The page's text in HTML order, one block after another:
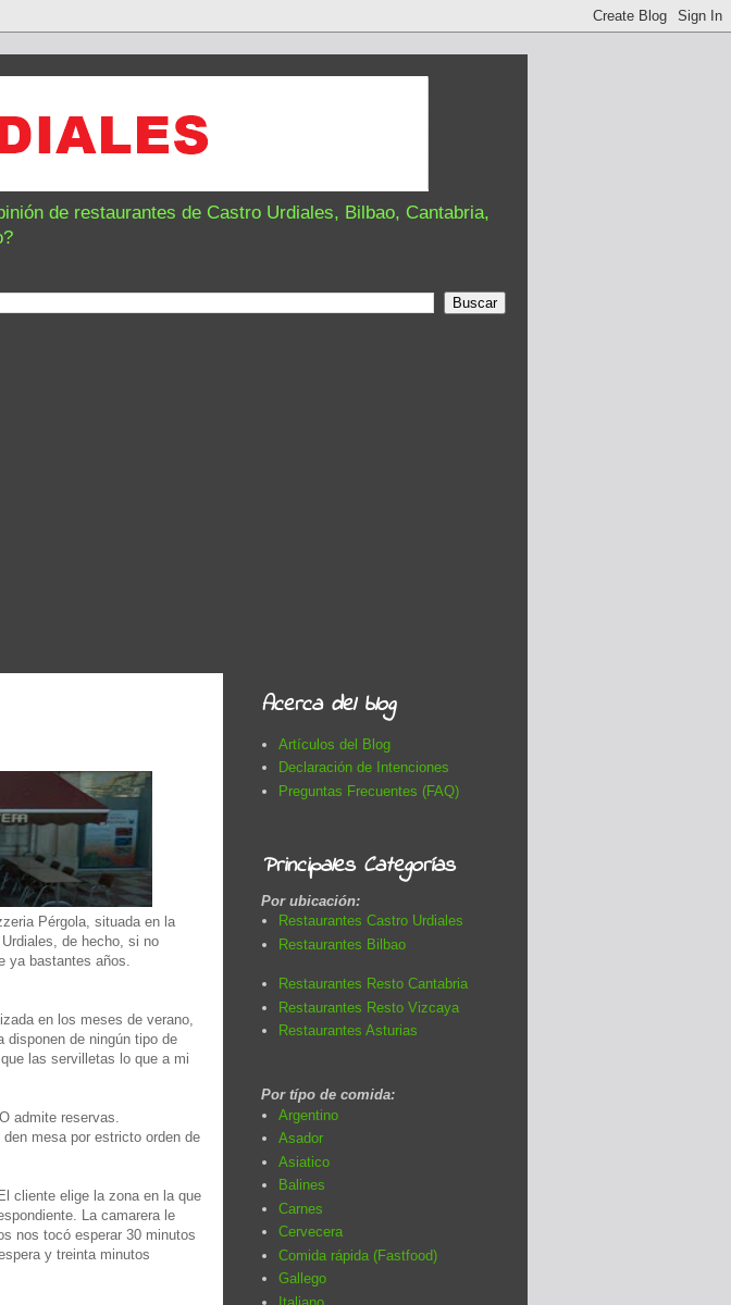
de restaurantes de Castro Urdiales, Bilbao, Cantabria,
Pérgola, situada en la
de hecho, si no
ya bastantes años.
en los meses de verano,
disponen de ningún tipo de
las servilletas lo que a mi
admite reservas.
mesa por estricto orden de
cliente elige la zona en la que
La camarera le
nos tocó esperar 30 minutos
y treinta minutos
Acerca del blog
Artículos del Blog
Declaración de Intenciones
Preguntas Frecuentes (FAQ)
Principales Categorías
Por ubicación:
Restaurantes Castro Urdiales
Restaurantes Bilbao
Restaurantes Resto Cantabria
Restaurantes Resto Vizcaya
Restaurantes Asturias
Por típo de comida:
Argentino
Asador
Asiatico
Balines
Carnes
Cervecera
Comida rápida (Fastfood)
Gallego